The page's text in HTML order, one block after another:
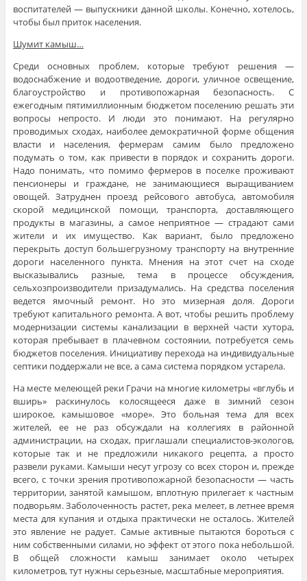
воспитателей — выпускники данной школы. Конечно, хотелось,
чтобы был приток населения.
Шумит камыш…
Среди основных проблем, которые требуют решения —
водоснабжение и водоотведение, дороги, уличное освещение,
благоустройство и противопожарная безопасность. С
ежегодным пятимиллионным бюджетом поселению решать эти
вопросы непросто. И люди это понимают. На регулярно
проводимых сходах, наиболее демократичной форме общения
власти и населения, фермерам самим было предложено
подумать о том, как привести в порядок и сохранить дороги.
Надо понимать, что помимо фермеров в поселке проживают
пенсионеры и граждане, не занимающиеся выращиванием
овощей. Затруднен проезд рейсового автобуса, автомобиля
скорой медицинской помощи, транспорта, доставляющего
продукты в магазины, а самое неприятное — страдают сами
жители и их имущество. Как вариант, было предложено
перекрыть доступ большегрузному транспорту на внутренние
дороги населенного пункта. Мнения на этот счет на сходе
высказывались разные, тема в процессе обсуждения,
сельхозпроизводители призадумались. На средства поселения
ведется ямочный ремонт. Но это мизерная доля. Дороги
требуют капитального ремонта. А вот, чтобы решить проблему
модернизации системы канализации в верхней части хутора,
которая пребывает в плачевном состоянии, потребуется семь
бюджетов поселения. Инициативу перехода на индивидуальные
септики поддержали не все, а сама система порядком устарела.
На месте мелеющей реки Грачи на многие километры «вглубь и
вширь» раскинулось колосящееся даже в зимний сезон
широкое, камышовое «море». Это больная тема для всех
жителей, ее не раз обсуждали на коллегиях в районной
администрации, на сходах, приглашали специалистов-экологов,
которые так и не предложили никакого рецепта, а просто
развели руками. Камыши несут угрозу со всех сторон и, прежде
всего, с точки зрения противопожарной безопасности — часть
территории, занятой камышом, вплотную прилегает к частным
подворьям. Заболоченность растет, река мелеет, в летнее время
места для купания и отдыха практически не осталось. Жителей
это явление не радует. Самые активные пытаются бороться с
ним собственными силами, но эффект от этого пока небольшой.
В общей сложности камыш занимает около четырех
километров, тут нужны серьезные, масштабные мероприятия.